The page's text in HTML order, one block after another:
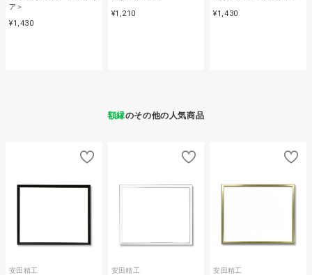
ア＞
¥1,430
¥1,210 ¥1,430
額縁のその他の人気商品
安田精工
安田精工
安田精工